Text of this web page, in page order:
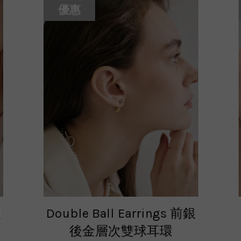
優惠
Double Ball Earrings 前銀
後金層次雙球耳環